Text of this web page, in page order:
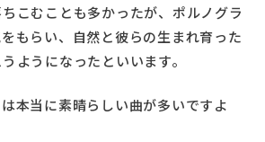
こむことも多かったが、ポルノグラ
もらい、自然と彼らの生まれ育った
ようになったといいます。
本当に素晴らしい曲が多いですよ